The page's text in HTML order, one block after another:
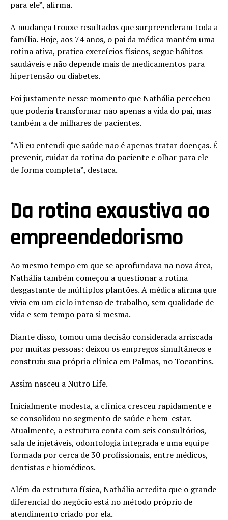
para ele”, afirma.
A mudança trouxe resultados que surpreenderam toda a
família. Hoje, aos 74 anos, o pai da médica mantém uma
rotina ativa, pratica exercícios físicos, segue hábitos
saudáveis e não depende mais de medicamentos para
hipertensão ou diabetes.
Foi justamente nesse momento que Nathália percebeu
que poderia transformar não apenas a vida do pai, mas
também a de milhares de pacientes.
“Ali eu entendi que saúde não é apenas tratar doenças. É
prevenir, cuidar da rotina do paciente e olhar para ele
de forma completa”, destaca.
Da rotina exaustiva ao
empreendedorismo
Ao mesmo tempo em que se aprofundava na nova área,
Nathália também começou a questionar a rotina
desgastante de múltiplos plantões. A médica afirma que
vivia em um ciclo intenso de trabalho, sem qualidade de
vida e sem tempo para si mesma.
Diante disso, tomou uma decisão considerada arriscada
por muitas pessoas: deixou os empregos simultâneos e
construiu sua própria clínica em Palmas, no Tocantins.
Assim nasceu a Nutro Life.
Inicialmente modesta, a clínica cresceu rapidamente e
se consolidou no segmento de saúde e bem-estar.
Atualmente, a estrutura conta com seis consultórios,
sala de injetáveis, odontologia integrada e uma equipe
formada por cerca de 30 profissionais, entre médicos,
dentistas e biomédicos.
Além da estrutura física, Nathália acredita que o grande
diferencial do negócio está no método próprio de
atendimento criado por ela.